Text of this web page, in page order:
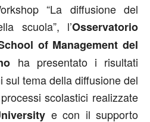
“La diffusione del
scuola”, l’Osservatorio
of Management del
ha presentato i risultati
sul tema della diffusione del
scolastici realizzate
e con il supporto